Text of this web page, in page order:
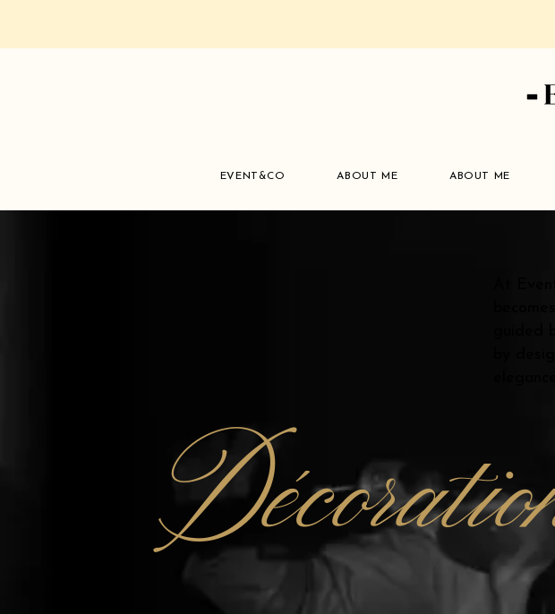
EVENT&CO ABOUT ME ABOUT ME
guided
by